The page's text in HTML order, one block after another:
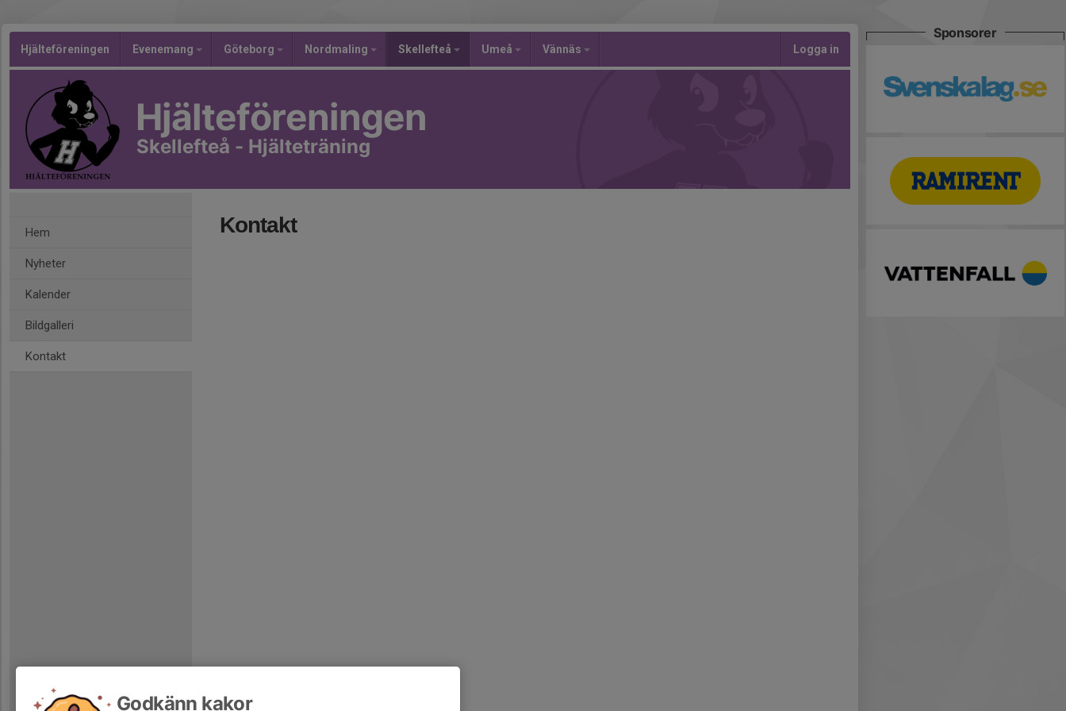
Hjälteföreningen Evenemang Göteborg Nordmaling Skellefteå Umeå Vännäs Logga in
Hjälteföreningen
Skellefteå - Hjälteträning
Hem
Nyheter
Kalender
Bildgalleri
Kontakt
Kontakt
Sponsorer
Godkänn kakor